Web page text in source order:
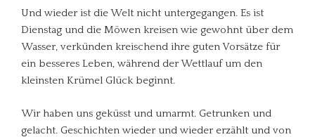
Und wieder ist die Welt nicht untergegangen. Es ist
Dienstag und die Möwen kreisen wie gewohnt über dem
Wasser, verkünden kreischend ihre guten Vorsätze für
ein besseres Leben, während der Wettlauf um den
kleinsten Krümel Glück beginnt.
Wir haben uns geküsst und umarmt. Getrunken und
gelacht. Geschichten wieder und wieder erzählt und von